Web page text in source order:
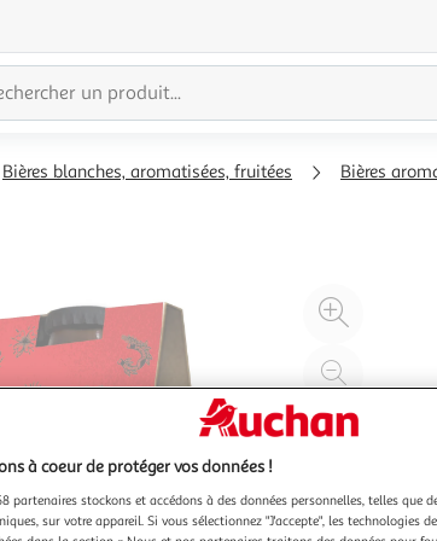
Bières blanches, aromatisées, fruitées Bières
200%
à
%
à coeur de protéger vos données !
partenaires stockons et accédons à des données personnelles, telles que
sur votre appareil. Si vous sélectionnez "J'accepte", les technologies